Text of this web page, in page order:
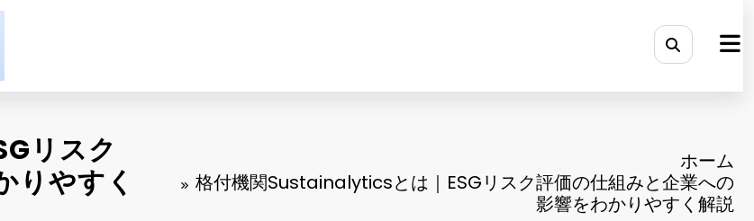
リスク
りやすく
ホーム
格付機関Sustainalyticsとは｜ESGリスク評価の仕組みと企業への
影響をわかりやすく解説